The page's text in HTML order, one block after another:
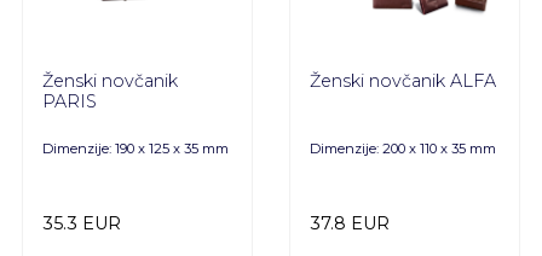
Ženski novčanik
PARIS
Dimenzije: 190 x 125 x 35 mm
35.3 EUR
Ženski novčanik ALFA
Dimenzije: 200 x 110 x 35 mm
37.8 EUR